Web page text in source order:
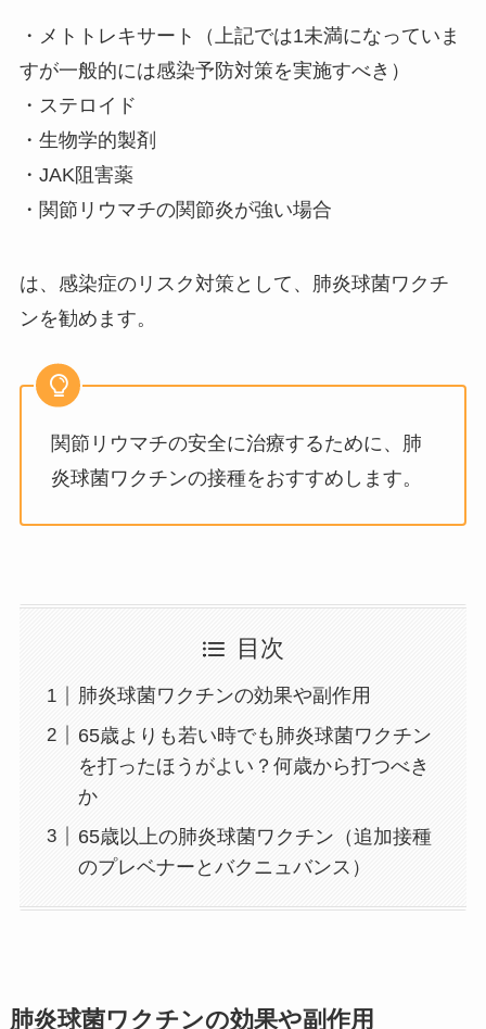
・メトトレキサート（上記では1未満になっていま
すが一般的には感染予防対策を実施すべき）
・ステロイド
・生物学的製剤
・JAK阻害薬
・関節リウマチの関節炎が強い場合
は、感染症のリスク対策として、肺炎球菌ワクチ
ンを勧めます。
関節リウマチの安全に治療するために、肺
炎球菌ワクチンの接種をおすすめします。
目次
肺炎球菌ワクチンの効果や副作用
65歳よりも若い時でも肺炎球菌ワクチン
を打ったほうがよい？何歳から打つべき
か
65歳以上の肺炎球菌ワクチン（追加接種
のプレベナーとバクニュバンス）
肺炎球菌ワクチンの効果や副作用